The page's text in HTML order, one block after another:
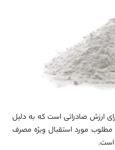
ارزش صادراتی است که به دلیل
مورد استقبال ویژه مصرف
است.